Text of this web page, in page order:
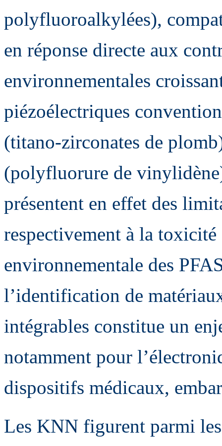
polyfluoroalkylées),
en réponse directe aux
environnementales
piézoélectriques
(titano-zirconates de
(polyfluorure de
présentent en effet des
respectivement à la
environnementale des
l’identification de
intégrables constitue un
notamment pour
dispositifs médicaux,
Les KNN figurent parmi